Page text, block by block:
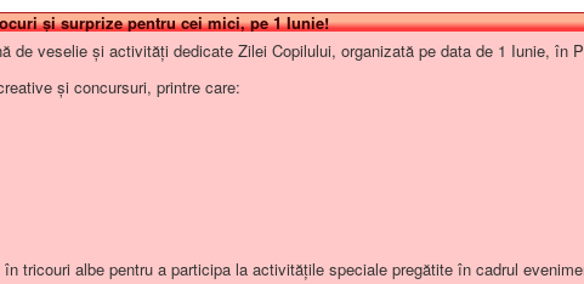
și surprize pentru cei mici, pe 1 Iunie!
de veselie și activități dedicate Zilei Copilului, organizată pe data de 1 Iunie, în
și concursuri, printre care:
tricouri albe pentru a participa la activitățile speciale pregătite în cadrul